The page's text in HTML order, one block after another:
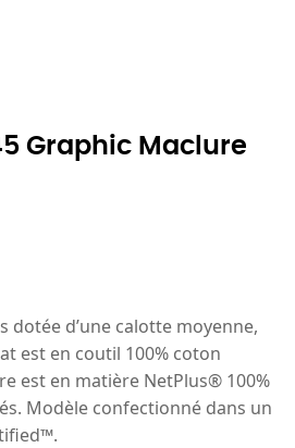
Graphic Maclure
dotée d’une calotte moyenne,
est en coutil 100% coton
est en matière NetPlus® 100%
Modèle confectionné dans un